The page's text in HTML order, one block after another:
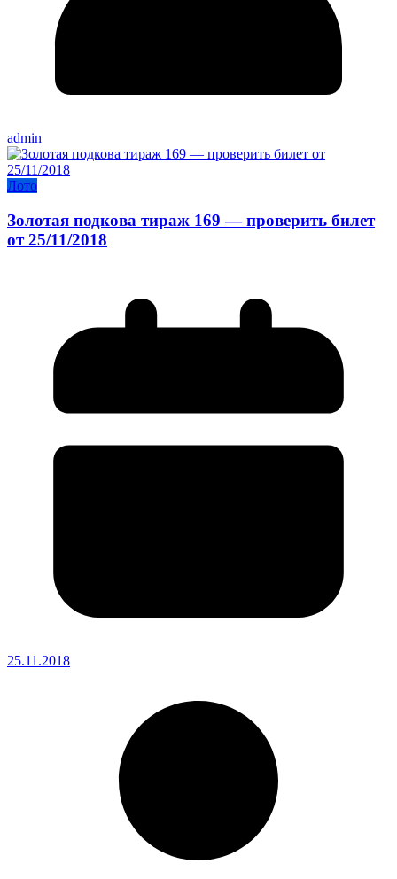
admin
Лото
Золотая подкова тираж 169 — проверить билет
от 25/11/2018
25.11.2018